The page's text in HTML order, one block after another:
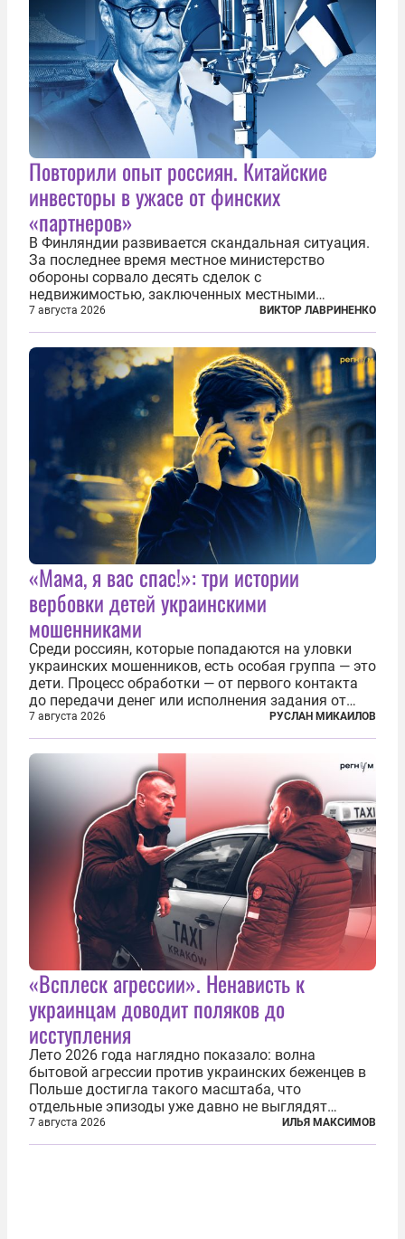
Повторили опыт россиян. Китайские
инвесторы в ужасе от финских
«партнеров»
В Финляндии развивается скандальная ситуация.
За последнее время местное министерство
обороны сорвало десять сделок с
недвижимостью, заключенных местными
фирмами с китайским капиталом. Чиновники
заявили, что они могли заключаться с целью
создания в Финляндии шпионской сети, чтобы
следить за...
7 августа 2026 ВИКТОР ЛАВРИНЕНКО
«Мама, я вас спас!»: три истории
вербовки детей украинскими
мошенниками
Среди россиян, которые попадаются на уловки
украинских мошенников, есть особая группа — это
дети. Процесс обработки — от первого контакта
до передачи денег или исполнения задания от
кураторов может занять от двух часов до
нескольких месяцев. Детей превращают в
послушных исполнителей, которые...
7 августа 2026 РУСЛАН МИКАИЛОВ
«Всплеск агрессии». Ненависть к
украинцам доводит поляков до
исступления
Лето 2026 года наглядно показало: волна
бытовой агрессии против украинских беженцев в
Польше достигла такого масштаба, что
отдельные эпизоды уже давно не выглядят
случайными. Поляки, судя по происходящему,
буквально теряют рассудок от ненависти к
7 августа 2026 ИЛЬЯ МАКСИМОВ